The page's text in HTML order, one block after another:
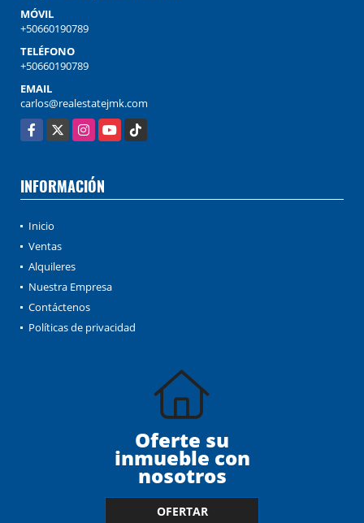
MÓVIL
+50660190789
TELÉFONO
+50660190789
EMAIL
carlos@realestatejmk.com
Facebook
X InstagramYouTubeTikTok
INFORMACIÓN
Inicio
Ventas
Alquileres
Nuestra Empresa
Contáctenos
Políticas de privacidad
Oferte su
inmueble con
nosotros
OFERTAR